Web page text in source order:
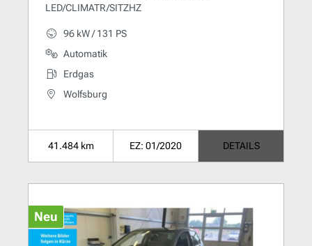
LED/CLIMATR/SITZHZ
96 kW / 131 PS
Automatik
Erdgas
Wolfsburg
41.484 km EZ: 01/2020 DETAILS
Neu